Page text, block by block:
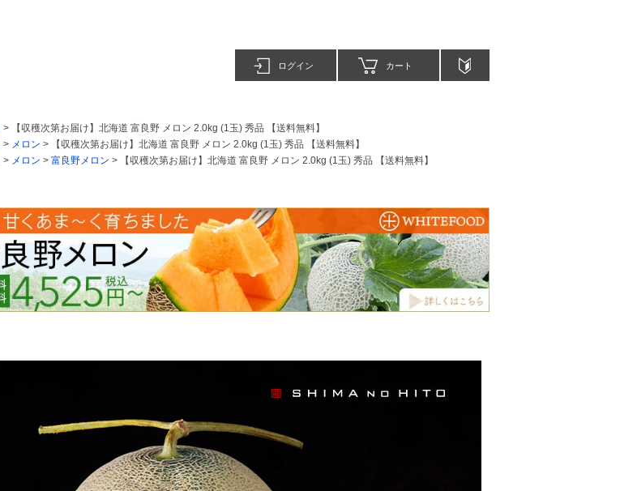
ログイン カート
> 【収穫次第お届け】北海道 富良野 メロン 2.0kg (1玉) 秀品 【送料無料】
> メロン > 【収穫次第お届け】北海道 富良野 メロン 2.0kg (1玉) 秀品 【送料無料】
> メロン > 富良野メロン > 【収穫次第お届け】北海道 富良野 メロン 2.0kg (1玉) 秀品 【送料無料】